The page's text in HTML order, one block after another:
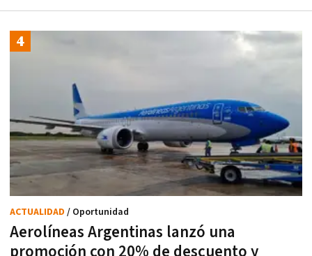
Aerolíneas Argentinas lanzó una
promoción con 20% de descuento y
ACTUALIDAD / Oportunidad